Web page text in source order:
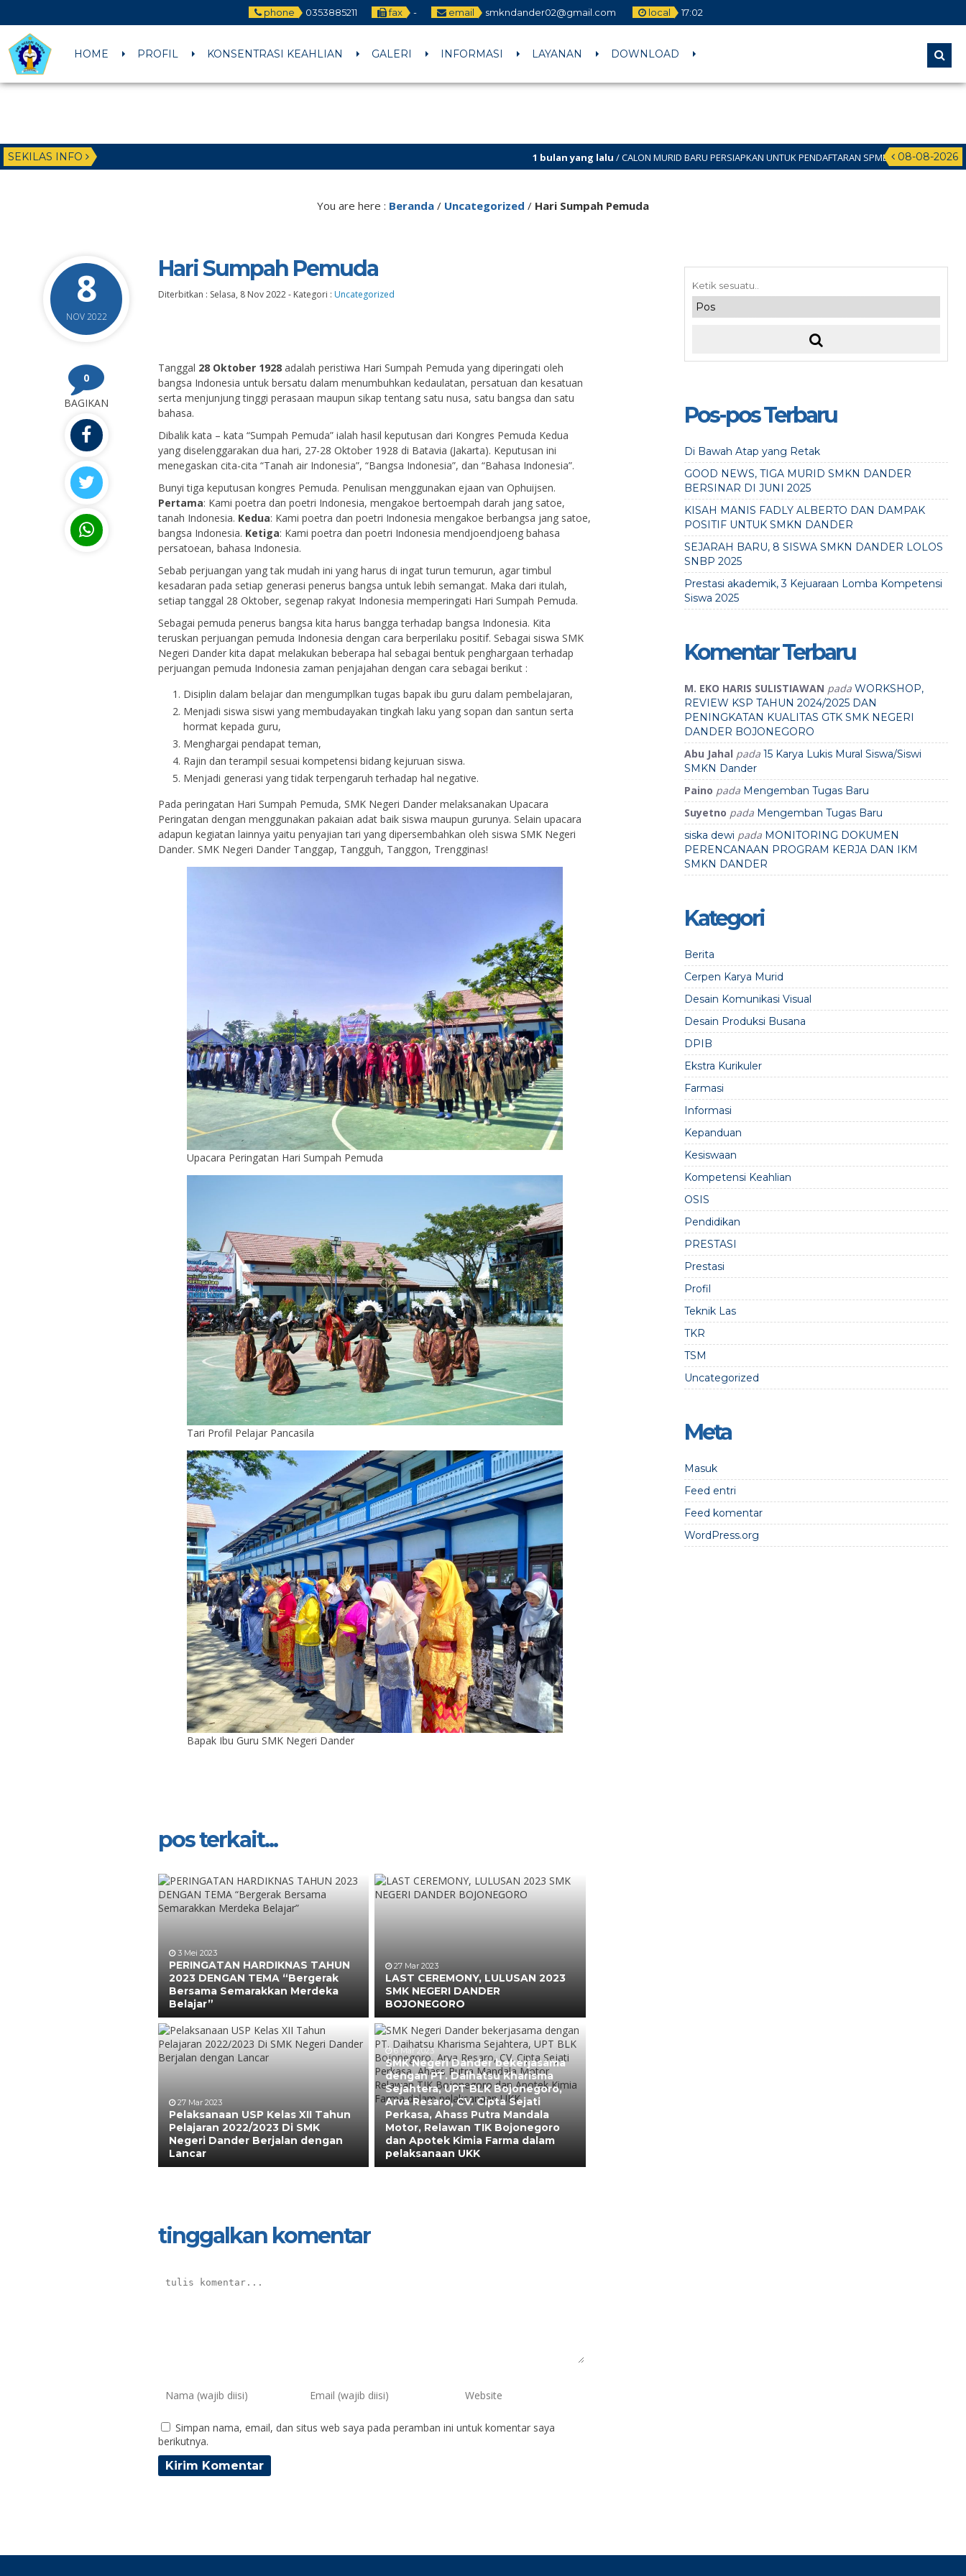
phone 0353885211 fax - email smkndander02@gmail.com local 17:02
HOME PROFIL KONSENTRASI KEAHLIAN GALERI INFORMASI LAYANAN DOWNLOAD
SEKILAS INFO 08-08-2026
1 bulan yang lalu/ CALON MURID BARU PERSIAPKAN UNTUK PENDAFTARAN SPMB JALUR DOMISILI 11 JUNI 2026
You are here : Beranda / Uncategorized / Hari Sumpah Pemuda
8
NOV 2022
Hari Sumpah Pemuda
Diterbitkan : Selasa, 8 Nov 2022- Kategori : Uncategorized
0
BAGIKAN
Tanggal 28 Oktober 1928 adalah peristiwa Hari Sumpah Pemuda yang diperingati oleh
bangsa Indonesia untuk bersatu dalam menumbuhkan kedaulatan, persatuan dan kesatuan
serta menjunjung tinggi perasaan maupun sikap tentang satu nusa, satu bangsa dan satu
bahasa.
Dibalik kata – kata “Sumpah Pemuda” ialah hasil keputusan dari Kongres Pemuda Kedua
yang diselenggarakan dua hari, 27-28 Oktober 1928 di Batavia (Jakarta). Keputusan ini
menegaskan cita-cita “Tanah air Indonesia”, “Bangsa Indonesia”, dan “Bahasa Indonesia”.
Bunyi tiga keputusan kongres Pemuda. Penulisan menggunakan ejaan van Ophuijsen.
Pertama: Kami poetra dan poetri Indonesia, mengakoe bertoempah darah jang satoe,
tanah Indonesia. Kedua: Kami poetra dan poetri Indonesia mengakoe berbangsa jang satoe,
bangsa Indonesia. Ketiga: Kami poetra dan poetri Indonesia mendjoendjoeng bahasa
persatoean, bahasa Indonesia.
Sebab perjuangan yang tak mudah ini yang harus di ingat turun temurun, agar timbul
kesadaran pada setiap generasi penerus bangsa untuk lebih semangat. Maka dari itulah,
setiap tanggal 28 Oktober, segenap rakyat Indonesia memperingati Hari Sumpah Pemuda.
Sebagai pemuda penerus bangsa kita harus bangga terhadap bangsa Indonesia. Kita
teruskan perjuangan pemuda Indonesia dengan cara berperilaku positif. Sebagai siswa SMK
Negeri Dander kita dapat melakukan beberapa hal sebagai bentuk penghargaan terhadap
perjuangan pemuda Indonesia zaman penjajahan dengan cara sebagai berikut :
Disiplin dalam belajar dan mengumplkan tugas bapak ibu guru dalam pembelajaran,
Menjadi siswa siswi yang membudayakan tingkah laku yang sopan dan santun serta
hormat kepada guru,
Menghargai pendapat teman,
Rajin dan terampil sesuai kompetensi bidang kejuruan siswa.
Menjadi generasi yang tidak terpengaruh terhadap hal negative.
Pada peringatan Hari Sumpah Pemuda, SMK Negeri Dander melaksanakan Upacara
Peringatan dengan menggunakan pakaian adat baik siswa maupun gurunya. Selain upacara
adapun kegiatan lainnya yaitu penyajian tari yang dipersembahkan oleh siswa SMK Negeri
Dander. SMK Negeri Dander Tanggap, Tangguh, Tanggon, Trengginas!
Upacara Peringatan Hari Sumpah Pemuda
Tari Profil Pelajar Pancasila
Bapak Ibu Guru SMK Negeri Dander
pos terkait...
3 Mei 2023
PERINGATAN HARDIKNAS TAHUN
2023 DENGAN TEMA “Bergerak
Bersama Semarakkan Merdeka
Belajar”
27 Mar 2023
LAST CEREMONY, LULUSAN 2023
SMK NEGERI DANDER
BOJONEGORO
27 Mar 2023
Pelaksanaan USP Kelas XII Tahun
Pelajaran 2022/2023 Di SMK
Negeri Dander Berjalan dengan
Lancar
6 Mar 2023
SMK Negeri Dander bekerjasama
dengan PT. Daihatsu Kharisma
Sejahtera, UPT BLK Bojonegoro,
Arva Resaro, CV. Cipta Sejati
Perkasa, Ahass Putra Mandala
Motor, Relawan TIK Bojonegoro
dan Apotek Kimia Farma dalam
pelaksanaan UKK
tinggalkan komentar
Simpan nama, email, dan situs web saya pada peramban ini untuk komentar saya
berikutnya.
Pos-pos Terbaru
Di Bawah Atap yang Retak
GOOD NEWS, TIGA MURID SMKN DANDER
BERSINAR DI JUNI 2025
KISAH MANIS FADLY ALBERTO DAN DAMPAK
POSITIF UNTUK SMKN DANDER
SEJARAH BARU, 8 SISWA SMKN DANDER LOLOS
SNBP 2025
Prestasi akademik, 3 Kejuaraan Lomba Kompetensi
Siswa 2025
Komentar Terbaru
M. EKO HARIS SULISTIAWAN pada WORKSHOP,
REVIEW KSP TAHUN 2024/2025 DAN
PENINGKATAN KUALITAS GTK SMK NEGERI
DANDER BOJONEGORO
Abu Jahal pada 15 Karya Lukis Mural Siswa/Siswi
SMKN Dander
Paino pada Mengemban Tugas Baru
Suyetno pada Mengemban Tugas Baru
siska dewi pada MONITORING DOKUMEN
PERENCANAAN PROGRAM KERJA DAN IKM
SMKN DANDER
Kategori
Berita
Cerpen Karya Murid
Desain Komunikasi Visual
Desain Produksi Busana
DPIB
Ekstra Kurikuler
Farmasi
Informasi
Kepanduan
Kesiswaan
Kompetensi Keahlian
OSIS
Pendidikan
PRESTASI
Prestasi
Profil
Teknik Las
TKR
TSM
Uncategorized
Meta
Masuk
Feed entri
Feed komentar
WordPress.org